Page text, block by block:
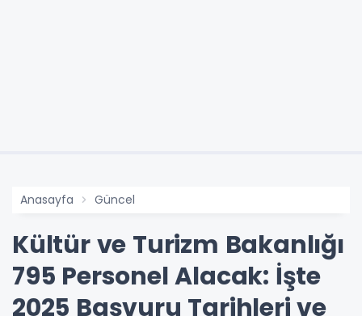
Anasayfa Güncel
Kültür ve Turizm Bakanlığı
795 Personel Alacak: İşte
2025 Başvuru Tarihleri ve